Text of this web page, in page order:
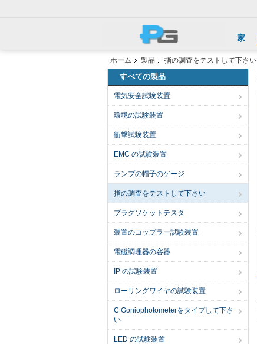
家
ホーム 製品 指の調査をテストして下さい
すべての製品
電気安全試験装置
環境の試験装置
衝撃試験装置
EMC の試験装置
ランプの帽子のゲージ
指の調査をテストして下さい
プラグソケットテスタ
装置のコップラー試験装置
電磁調理器の容器
IP の試験装置
ローリングワイヤの試験装置
C Goniophotometerをタイプして下さ
い
LED の試験装置